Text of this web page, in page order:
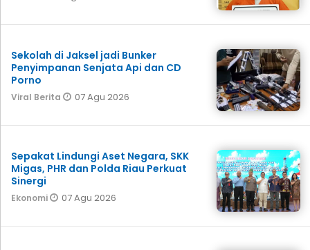
Sekolah di Jaksel jadi Bunker
Penyimpanan Senjata Api dan CD
Porno
Viral Berita 07 Agu 2026
Sepakat Lindungi Aset Negara, SKK
Migas, PHR dan Polda Riau Perkuat
Sinergi
Ekonomi 07 Agu 2026